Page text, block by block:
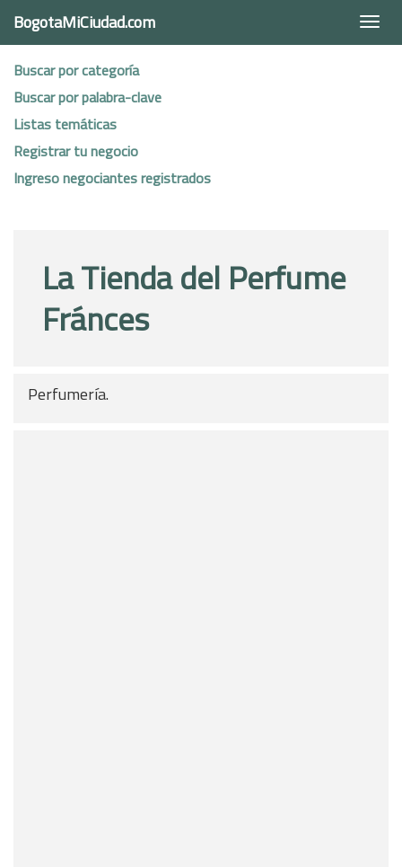
BogotaMiCiudad.com
Buscar por categoría
Buscar por palabra-clave
Listas temáticas
Registrar tu negocio
Ingreso negociantes registrados
La Tienda del Perfume
Fránces
Perfumería.